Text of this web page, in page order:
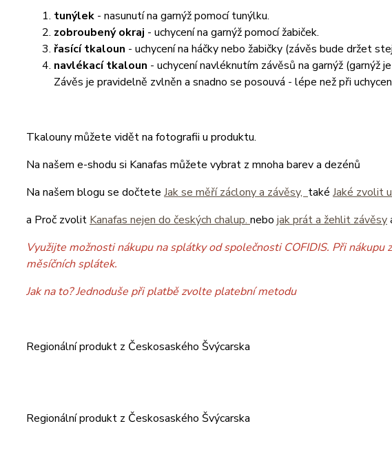
tunýlek - nasunutí na garnýž pomocí tunýlku.
zobroubený okraj - uchycení na garnýž pomocí žabiček.
řasící tkaloun - uchycení na háčky nebo žabičky (závěs bude držet
navlékací tkaloun - uchycení navléknutím závěsů na garnýž
Závěs je pravidelně zvlněn a snadno se posouvá - lépe než při
Tkalouny můžete vidět na fotografii u produktu.
Na našem e-shodu si Kanafas můžete vybrat z mnoha barev a dezénů
Na našem blogu se dočtete Jak se měří záclony a závěsy, také Jaké zvolit
a Proč zvolit Kanafas nejen do českých chalup. nebo jak prát a žehlit závěsy
Využijte možnosti nákupu na splátky od společnosti COFIDIS. Při
měsíčních splátek.
Jak na to? Jednoduše při platbě zvolte platební metodu
Regionální produkt z Českosaského Švýcarska
Regionální produkt z Českosaského Švýcarska